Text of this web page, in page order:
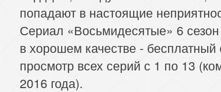
попадают в настоящие
Сериал «Восьмидесятые» 6 сезон
в хорошем качестве - бесплатный
просмотр всех серий с 1 по 13
2016 года).